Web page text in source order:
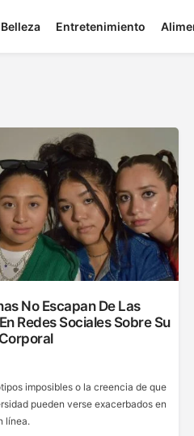
Belleza Entretenimiento
No Escapan De Las
Redes Sociales Sobre Su
imposibles o la creencia de que
pueden verse exacerbados en
línea.